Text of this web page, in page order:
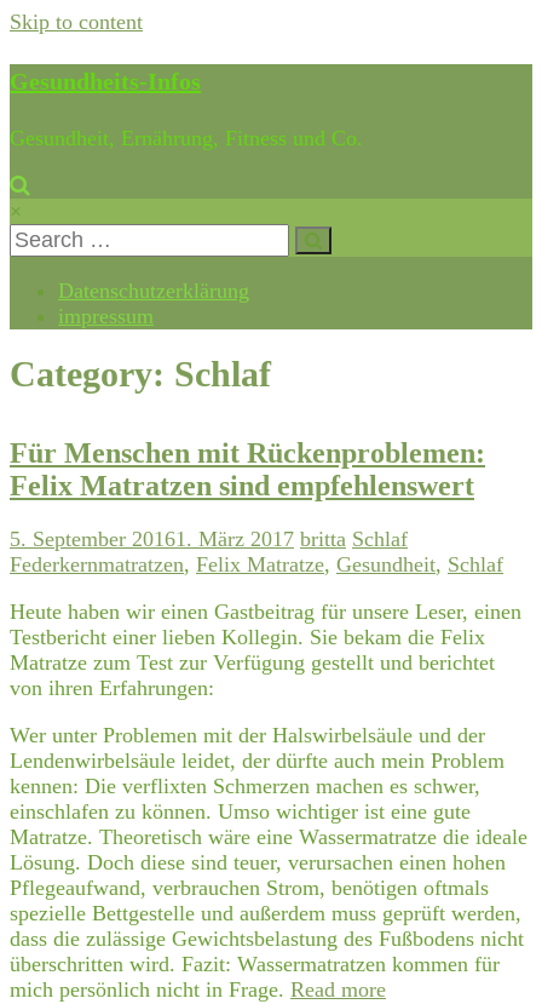
Skip to content
Gesundheits-Infos
Gesundheit, Ernährung, Fitness und Co.
×
Datenschutzerklärung
impressum
Category: Schlaf
Für Menschen mit Rückenproblemen:
Felix Matratzen sind empfehlenswert
5. September 20161. März 2017 britta Schlaf
Federkernmatratzen, Felix Matratze, Gesundheit, Schlaf
Heute haben wir einen Gastbeitrag für unsere Leser, einen
Testbericht einer lieben Kollegin. Sie bekam die Felix
Matratze zum Test zur Verfügung gestellt und berichtet
von ihren Erfahrungen:
Wer unter Problemen mit der Halswirbelsäule und der
Lendenwirbelsäule leidet, der dürfte auch mein Problem
kennen: Die verflixten Schmerzen machen es schwer,
einschlafen zu können. Umso wichtiger ist eine gute
Matratze. Theoretisch wäre eine Wassermatratze die ideale
Lösung. Doch diese sind teuer, verursachen einen hohen
Pflegeaufwand, verbrauchen Strom, benötigen oftmals
spezielle Bettgestelle und außerdem muss geprüft werden,
dass die zulässige Gewichtsbelastung des Fußbodens nicht
überschritten wird. Fazit: Wassermatratzen kommen für
mich persönlich nicht in Frage. Read more